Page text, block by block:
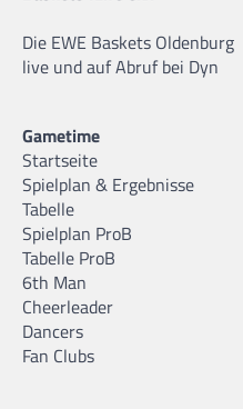
Die EWE Baskets Oldenburg
live und auf Abruf bei Dyn
Gametime
Startseite
Spielplan & Ergebnisse
Tabelle
Spielplan ProB
Tabelle ProB
6th Man
Cheerleader
Dancers
Fan Clubs